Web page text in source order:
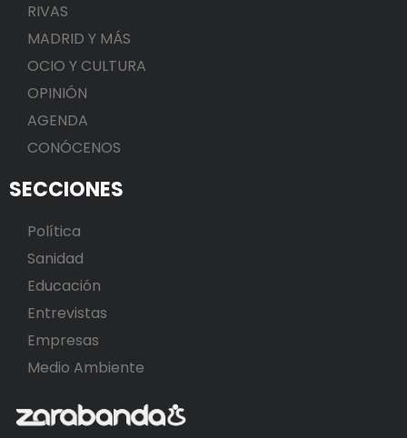
RIVAS
MADRID Y MÁS
OCIO Y CULTURA
OPINIÓN
AGENDA
CONÓCENOS
SECCIONES
Política
Sanidad
Educación
Entrevistas
Empresas
Medio Ambiente